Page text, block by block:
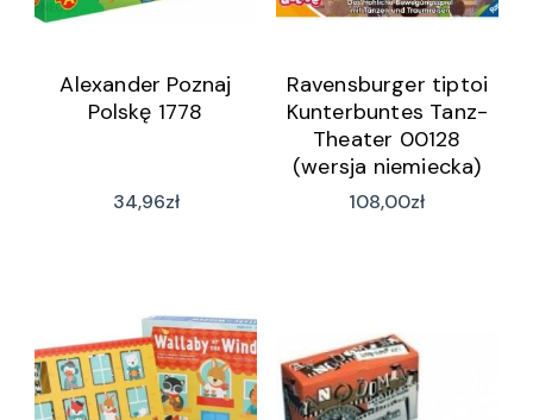
Alexander Poznaj
Polskę 1778
34,96zł
Ravensburger tiptoi
Kunterbuntes Tanz-
Theater 00128
(wersja niemiecka)
108,00zł